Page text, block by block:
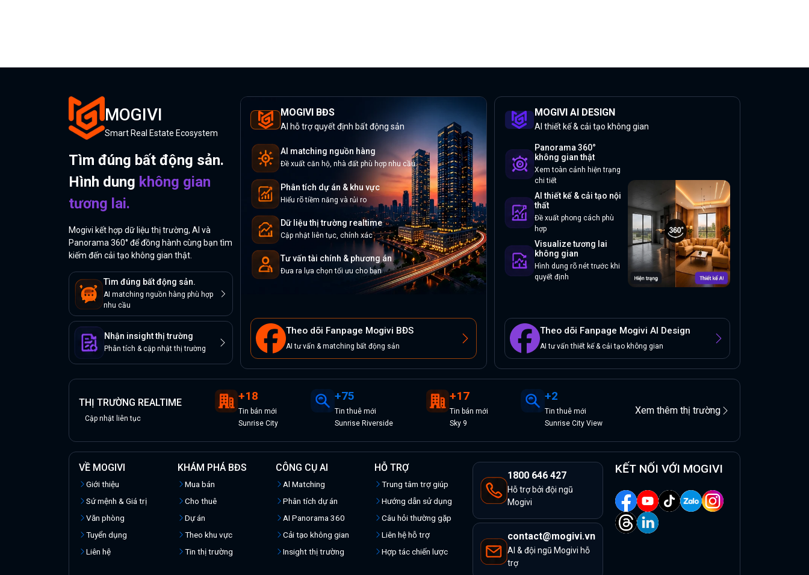
MOGIVI
Smart Real Estate Ecosystem
Tìm đúng bất động sản.
Hình dung không gian
tương lai.
Mogivi kết hợp dữ liệu thị trường, AI và
Panorama 360° để đồng hành cùng bạn tìm
kiếm đến cải tạo không gian thật.
Tìm đúng bất động sản.
AI matching nguồn hàng phù hợp
nhu cầu
Nhận insight thị trường
Phân tích & cập nhật thị trường
MOGIVI BĐS
AI hỗ trợ quyết định bất động sản
AI matching nguồn hàng
Đề xuất căn hộ, nhà đất phù hợp nhu cầu
Phân tích dự án & khu vực
Hiểu rõ tiềm năng và rủi ro
Dữ liệu thị trường realtime
Cập nhật liên tục, chính xác
Tư vấn tài chính & phương án
Đưa ra lựa chọn tối ưu cho bạn
Theo dõi Fanpage Mogivi BĐS
AI tư vấn & matching bất động sản
MOGIVI AI DESIGN
AI thiết kế & cải tạo không gian
Panorama 360°
không gian thật
Xem toàn cảnh hiện trạng
chi tiết
AI thiết kế & cải tạo nội
thất
Đề xuất phong cách phù
hợp
Visualize tương lai
không gian
Hình dung rõ nét trước khi
quyết định
Theo dõi Fanpage Mogivi AI Design
AI tư vấn thiết kế & cải tạo không gian
THỊ TRƯỜNG REALTIME
Cập nhật liên tục
+18
Tin bán mới
Sunrise City
+75
Tinthuê mới
Sunrise Riverside
+17
Tin bán mới
Sky 9
+2
Tinthuê mới
Sunrise City View
Xem thêm thị trường
VỀ MOGIVI
Giới thiệu
Sứ mệnh & Giá trị
Văn phòng
Tuyển dụng
Liên hệ
KHÁM PHÁ BĐS
Mua bán
Cho thuê
Dự án
Theo khu vực
Tin thị trường
CÔNG CỤ AI
Al Matching
Phân tích dự án
AI Panorama 360
Cải tạo không gian
Insight thị trường
HỖ TRỢ
Trung tâm trợ giúp
Hướng dẫn sử dụng
Câu hỏi thường gặp
Liên hệ hỗ trợ
Hợp tác chiến lược
1800 646 427
Hỗ trợ bởi đội ngũ
Mogivi
contact@mogivi.vn
AI & đội ngũ Mogivi hỗ
trợ
KẾT NỐI VỚI MOGIVI